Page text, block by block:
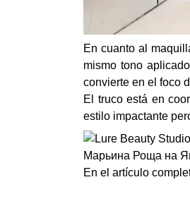
En cuanto al
mismo tono
convierte en el foco
El truco está en
estilo impactante
En el artículo